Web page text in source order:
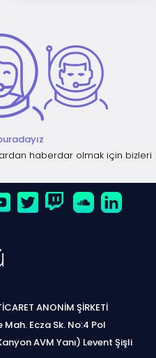
haberdar olmak için bizleri
ANONİM ŞİRKETİ
Ecza Sk. No:4 Pol
AVM Yanı) Levent Şişli